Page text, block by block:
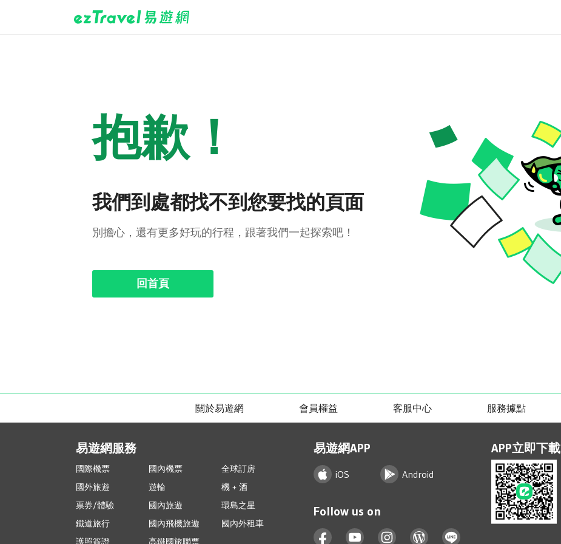
抱歉！
我們到處都找不到您要找的頁面
別擔心，還有更多好玩的行程，跟著我們一起探索吧！
回首頁
關於易遊網 會員權益 客服中心 服務據點
易遊網服務
國際機票 國內機票
全球訂房
國外旅遊
遊輪
機 + 酒
票券/體驗
國內旅遊
環島之星
鐵道旅行
國內飛機旅遊
國內外租車
護照簽證
高鐵國旅聯票
易遊網APP
iOS Android
Follow us on
APP立即下載